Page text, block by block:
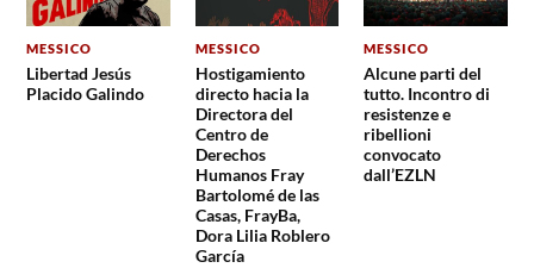
MESSICO
Libertad Jesús
Placido Galindo
MESSICO
Hostigamiento
directo hacia la
Directora del
Centro de
Derechos
Humanos Fray
Bartolomé de las
Casas, FrayBa,
Dora Lilia Roblero
García
MESSICO
Alcune parti del
tutto. Incontro di
resistenze e
ribellioni
convocato
dall’EZLN